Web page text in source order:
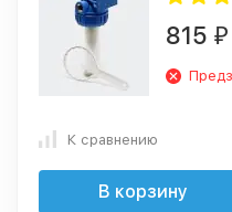
815 ₽
К сравнению
В корзину